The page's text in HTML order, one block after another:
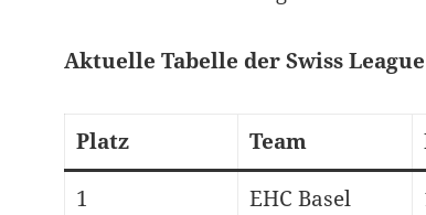
Aktuelle Tabelle der Swiss League
Platz Team
1
EHC Basel